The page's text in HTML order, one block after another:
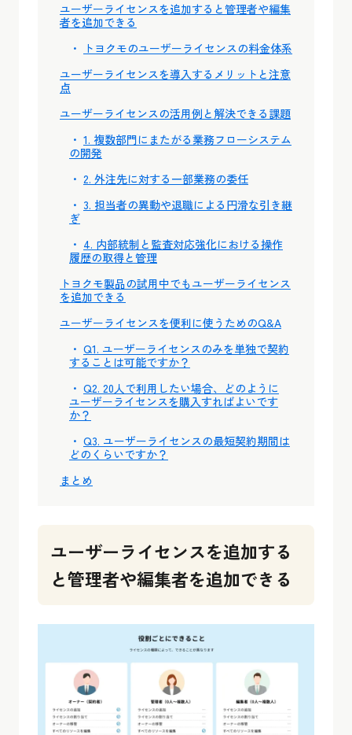
ユーザーライセンスを追加すると管理者や編集
者を追加できる
トヨクモのユーザーライセンスの料金体系
ユーザーライセンスを導入するメリットと注意
点
ユーザーライセンスの活用例と解決できる課題
1. 複数部門にまたがる業務フローシステム
の開発
2. 外注先に対する一部業務の委任
3. 担当者の異動や退職による円滑な引き継
ぎ
4. 内部統制と監査対応強化における操作
履歴の取得と管理
トヨクモ製品の試用中でもユーザーライセンス
を追加できる
ユーザーライセンスを便利に使うためのQ&A
Q1. ユーザーライセンスのみを単独で契約
することは可能ですか？
Q2. 20人で利用したい場合、どのように
ユーザーライセンスを購入すればよいです
か？
Q3. ユーザーライセンスの最短契約期間は
どのくらいですか？
まとめ
ユーザーライセンスを追加する
と管理者や編集者を追加できる